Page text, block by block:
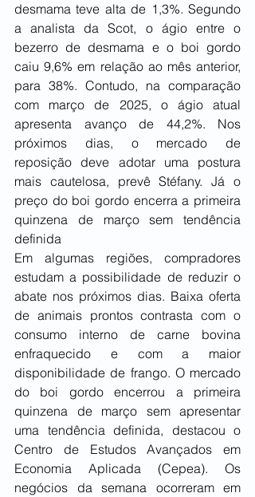
desmama teve alta de 1,3%. Segundo
a analista da Scot, o ágio entre o
bezerro de desmama e o boi gordo
caiu 9,6% em relação ao mês anterior,
para 38%. Contudo, na comparação
com março de 2025, o ágio atual
apresenta avanço de 44,2%. Nos
próximos dias, o mercado de
reposição deve adotar uma postura
mais cautelosa, prevê Stéfany. Já o
preço do boi gordo encerra a primeira
quinzena de março sem tendência
definida
Em algumas regiões, compradores
estudam a possibilidade de reduzir o
abate nos próximos dias. Baixa oferta
de animais prontos contrasta com o
consumo interno de carne bovina
enfraquecido e com a maior
disponibilidade de frango. O mercado
do boi gordo encerrou a primeira
quinzena de março sem apresentar
uma tendência definida, destacou o
Centro de Estudos Avançados em
Economia Aplicada (Cepea). Os
negócios da semana ocorreram em